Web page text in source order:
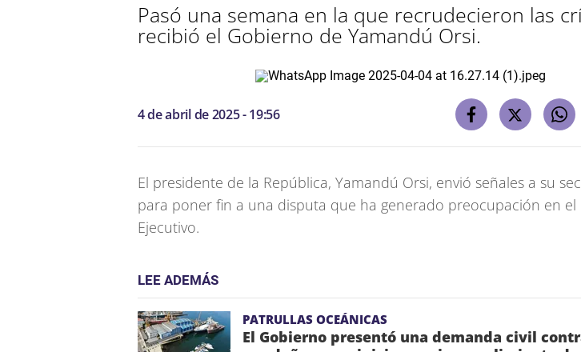
Pasó una semana en la que recrudecieron las
recibió el Gobierno de Yamandú Orsi.
4 de abril de 2025 - 19:56
El presidente de la República, Yamandú Orsi, envió señales a su
para poner fin a una disputa que ha generado preocupación en el
Ejecutivo.
LEE ADEMÁS
PATRULLAS OCEÁNICAS
El Gobierno presentó una demanda civil